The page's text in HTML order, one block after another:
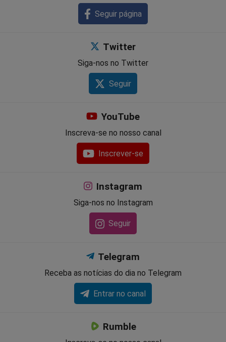
Seguir página
Twitter
Siga-nos no Twitter
Seguir
YouTube
Inscreva-se no nosso canal
Inscrever-se
Instagram
Siga-nos no Instagram
Seguir
Telegram
Receba as notícias do dia no Telegram
Entrar no canal
Rumble